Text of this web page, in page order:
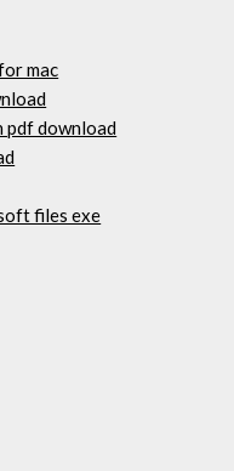
mac
download
files exe